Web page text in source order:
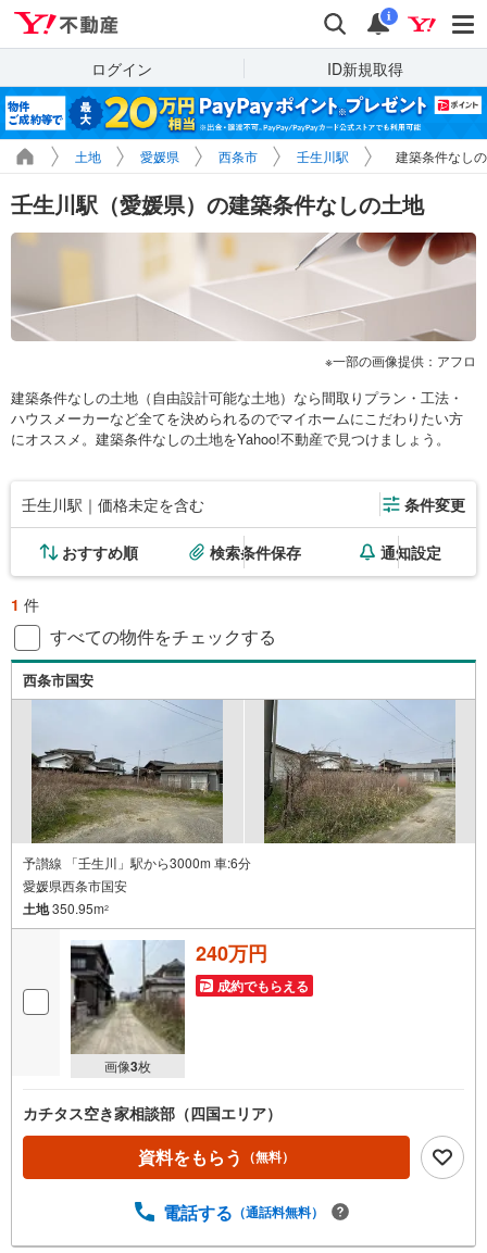
検索 通知
i
ログイン ID新規取得
土地 愛媛県 西条市 壬生川駅 建築条件なし
壬生川駅（愛媛県）の建築条件なしの土地
一部の画像提供：アフロ
建築条件なしの土地（自由設計可能な土地）なら間取りプラン・工法・
ハウスメーカーなど全てを決められるのでマイホームにこだわりたい方
にオススメ。建築条件なしの土地をYahoo!不動産で見つけましょう。
壬生川駅｜価格未定を含む 条件変更
おすすめ順 検索条件保存 通知設定
1 件
すべての物件をチェックする
西条市国安
予讃線 「壬生川」駅から3000m 車:6分
愛媛県西条市国安
土地350.95m2
画像3枚
240万円
成約でもらえる
カチタス空き家相談部（四国エリア）
資料をもらう （無料）
電話する （通話料無料）